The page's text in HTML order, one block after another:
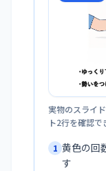
実物のスライ
ト2行を確認で
1 黄色の回
す